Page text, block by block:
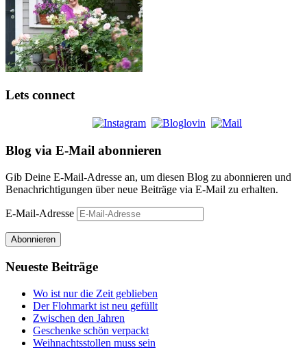
Lets connect
Blog via E-Mail abonnieren
Gib Deine E-Mail-Adresse an, um diesen Blog zu abonnieren und
Benachrichtigungen über neue Beiträge via E-Mail zu erhalten.
E-Mail-Adresse
Abonnieren
Neueste Beiträge
Wo ist nur die Zeit geblieben
Der Flohmarkt ist neu gefüllt
Zwischen den Jahren
Geschenke schön verpackt
Weihnachtsstollen muss sein